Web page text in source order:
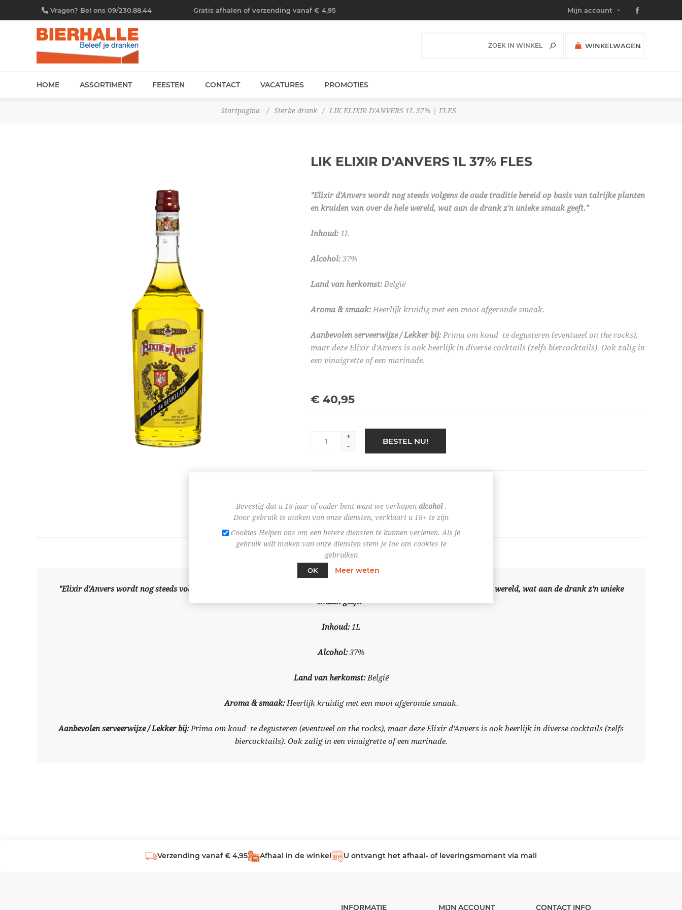
Vragen? Bel ons 09/230.88.44 Gratis afhalen of verzending vanaf € 4,95 Mijn account
WINKELWAGEN
HOME ASSORTIMENT FEESTEN CONTACT VACATURES PROMOTIES
Startpagina / Sterke drank / LIK ELIXIR D'ANVERS 1L 37% | FLES
LIK ELIXIR D'ANVERS 1L 37% FLES
"Elixir d'Anvers wordt nog steeds volgens de oude traditie bereid op basis van talrijke planten
en kruiden van over de hele wereld, wat aan de drank z'n unieke smaak geeft."
Inhoud:1L
Alcohol:37%
Land van herkomst:België
Aroma & smaak:Heerlijk kruidig met een mooi afgeronde smaak.
Aanbevolen serveerwijze / Lekker bij:Prima om koud te degusteren (eventueel on the rocks),
maar deze Elixir d'Anvers is ook heerlijk in diverse cocktails (zelfs biercocktails). Ook zalig in
een vinaigrette of een marinade.
€ 40,95
+
-
BESTEL NU!
"Elixir d'Anvers wordt nog steeds volgens de oude traditie bereid op basis van talrijke planten en kruiden van over de hele wereld, wat aan de drank z'n unieke
smaak geeft."
Inhoud:1L
Alcohol:37%
Land van herkomst:België
Aroma & smaak:Heerlijk kruidig met een mooi afgeronde smaak.
Aanbevolen serveerwijze / Lekker bij:Prima om koud te degusteren (eventueel on the rocks), maar deze Elixir d'Anvers is ook heerlijk in diverse cocktails (zelfs
biercocktails). Ook zalig in een vinaigrette of een marinade.
Verzending vanaf € 4,95 Afhaal in de winkel U ontvangt het afhaal- of leveringsmoment via mail
INFORMATIE MIJN ACCOUNT CONTACT INFO
Bevestig dat u 18 jaar of ouder bent want we verkopen alcohol.
Door gebruik te maken van onze diensten, verklaart u 18+ te zijn
Cookies Helpen ons om een betere diensten te kunnen verlenen. Als je
gebruik wilt maken van onze diensten stem je toe om cookies te
gebruiken
OK
Meer weten